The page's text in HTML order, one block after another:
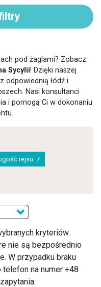
pod żaglami? Zobacz
Sycylii! Dzięki naszej
odpowiednią łódź i
Nasi konsultanci
i pomogą Ci w dokonaniu
rejsu: 7
kryteriów.
nie są bezpośrednio
W przypadku braku
na numer +48